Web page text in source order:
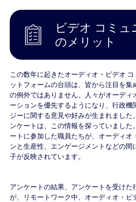
ビデオ コミュ
のメリット
この数年に起きたオーディオ・ビデオ
ットフォームの台頭は、皆から注目を集
の例外ではありません。人々がオーディ
ーションを優先するようになり、行政機
ジーに関する意見や好みが生まれました
ンケートは、この情報を探っていました
ートに参加した職員たちが、オーディオ
ンと生産性、エンゲージメントなどの間
子が反映されています。
アンケートの結果、アンケートを受けた
が、リモートワーク中、オーディオ・ビ